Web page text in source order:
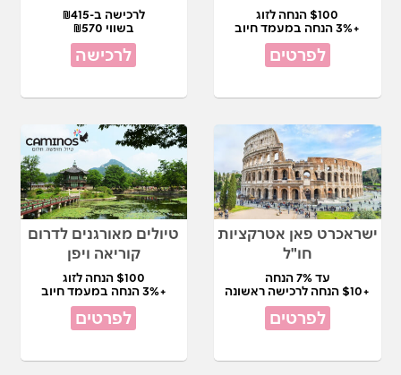
$100 הנחה לזוג
+3% הנחה במעמד חיוב
לפרטים
לרכישה ב-₪415
בשווי ₪570
לרכישה
ישראכרט פאן אטרקציות
חו"ל
עד 7% הנחה
+$10 הנחה לרכישה ראשונה
לפרטים
טיולים מאורגנים לדרום
קוריאה ויפן
$100 הנחה לזוג
+3% הנחה במעמד חיוב
לפרטים